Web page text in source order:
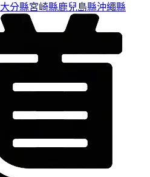
大分縣宮崎縣鹿兒島縣沖繩縣